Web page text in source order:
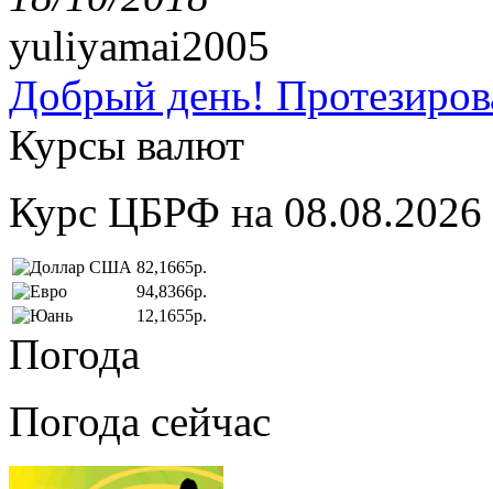
yuliyamai2005
Добрый день!
Курсы валют
Курс ЦБРФ на 08.08.2026
82,1665р.
94,8366р.
12,1655р.
Погода
Погода сейчас